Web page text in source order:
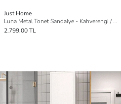
Just Home
Luna Metal Tonet Sandalye - Kahverengi / Siyah - 85x39x39 cm
2.799,00 TL